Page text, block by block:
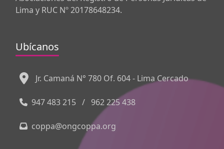
Lima y RUC Nº 20178648234.
Ubícanos
Jr. Camaná N° 780 Of. 604 - Lima Cercado
947 483 215 / 962 225 438
coppa@ongcoppa.org